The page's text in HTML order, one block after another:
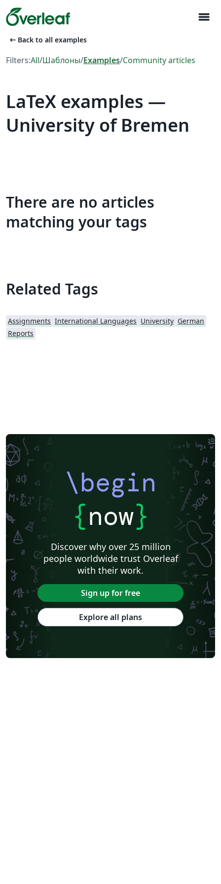
menu
arrow_left_alt Back to all examples
Filters:All/Шаблоны/Examples/Community articles
LaTeX examples —
University of Bremen
There are no articles
matching your tags
Related Tags
Assignments International Languages University German
Reports
\begin
{now}
Discover why over 25 million
people worldwide trust Overleaf
with their work.
Sign up for free
Explore all plans